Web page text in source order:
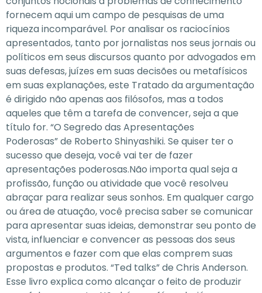
fornecem aqui um campo de pesquisas de uma
riqueza incomparável. Por analisar os raciocínios
apresentados, tanto por jornalistas nos seus jornais ou
políticos em seus discursos quanto por advogados em
suas defesas, juízes em suas decisões ou metafísicos
em suas explanações, este Tratado da argumentação
é dirigido não apenas aos filósofos, mas a todos
aqueles que têm a tarefa de convencer, seja a que
título for. “O Segredo das Apresentações
Poderosas” de Roberto Shinyashiki. Se quiser ter o
sucesso que deseja, você vai ter de fazer
apresentações poderosas.Não importa qual seja a
profissão, função ou atividade que você resolveu
abraçar para realizar seus sonhos. Em qualquer cargo
ou área de atuação, você precisa saber se comunicar
para apresentar suas ideias, demonstrar seu ponto de
vista, influenciar e convencer as pessoas dos seus
argumentos e fazer com que elas comprem suas
propostas e produtos. “Ted talks” de Chris Anderson.
Esse livro explica como alcançar o feito de produzir